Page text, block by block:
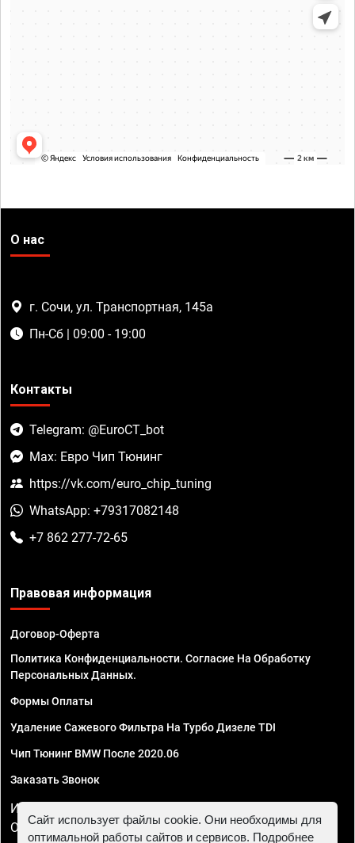
О нас
г. Сочи, ул. Транспортная, 145а
Пн-Сб | 09:00 - 19:00
Контакты
Telegram: @EuroCT_bot
Max: Евро Чип Тюнинг
https://vk.com/euro_chip_tuning
WhatsApp: +79317082148
+7 862 277-72-65
Правовая информация
Договор-Оферта
Политика Конфиденциальности. Согласие На Обработку
Персональных Данных.
Формы Оплаты
Удаление Сажевого Фильтра На Турбо Дизеле TDI
Чип Тюнинг BMW После 2020.06
Заказать Звонок
ИП Смирнов Георгий Павлович. ИНН 781302555843,
ОГРНИП 324470400032610
Сайт использует файлы cookie. Они необходимы для
оптимальной работы сайтов и сервисов. Подробнее